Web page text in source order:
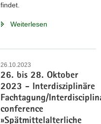
findet.
Weiterlesen
26.10.2023
26. bis 28. Oktober
2023 - Interdisziplinäre
Fachtagung/
conference
»Spätmittelalterliche